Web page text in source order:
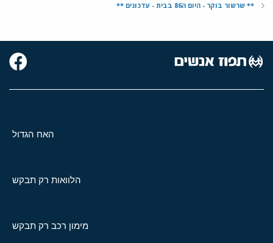
** שרשור בוקר - היום ה86 בבית - עדכונים **
האח הגדול
הלוואות רק תבקש
מימון רכב רק תבקש